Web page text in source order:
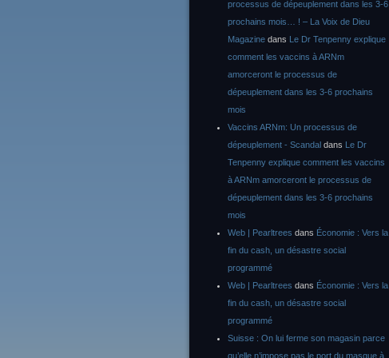
processus de dépeuplement dans les 3-6
prochains mois… ! – La Voix de Dieu
Magazine dans Le Dr Tenpenny explique
comment les vaccins à ARNm
amorceront le processus de
dépeuplement dans les 3-6 prochains
mois
Vaccins ARNm: Un processus de
dépeuplement - Scandal dans Le Dr
Tenpenny explique comment les vaccins
à ARNm amorceront le processus de
dépeuplement dans les 3-6 prochains
mois
Web | Pearltrees dans Économie : Vers la
fin du cash, un désastre social
programmé
Web | Pearltrees dans Économie : Vers la
fin du cash, un désastre social
programmé
Suisse : On lui ferme son magasin parce
qu’elle n’impose pas le port du masque à